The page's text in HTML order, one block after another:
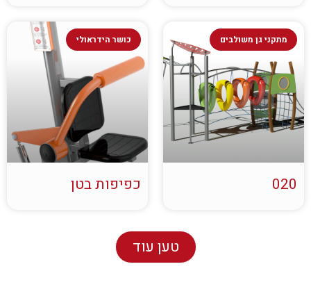
מתקני גן משולבים
020
כושר הידראולי
כפיפות בטן
טען עוד